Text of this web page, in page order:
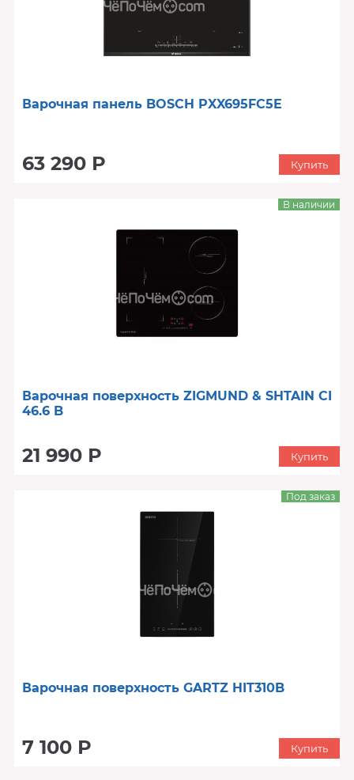
Варочная панель BOSCH PXX695FC5E
63 290 Р Купить
Варочная поверхность ZIGMUND & SHTAIN CI
46.6 B
21 990 Р
В наличии
Купить
Варочная поверхность GARTZ HIT310B
7 100 Р
Под заказ
Купить